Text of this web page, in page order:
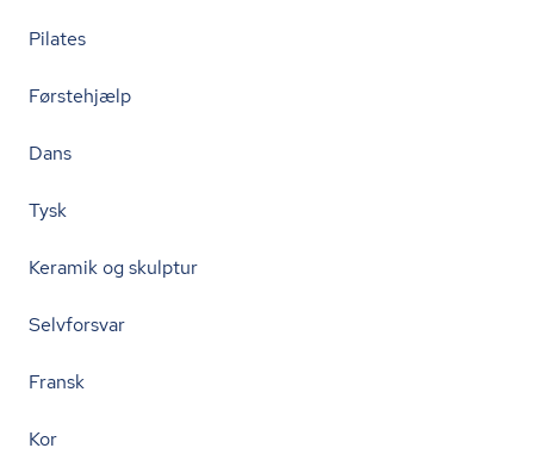
Pilates
Førstehjælp
Dans
Tysk
Keramik og skulptur
Selvforsvar
Fransk
Kor